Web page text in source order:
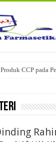
CCP pada